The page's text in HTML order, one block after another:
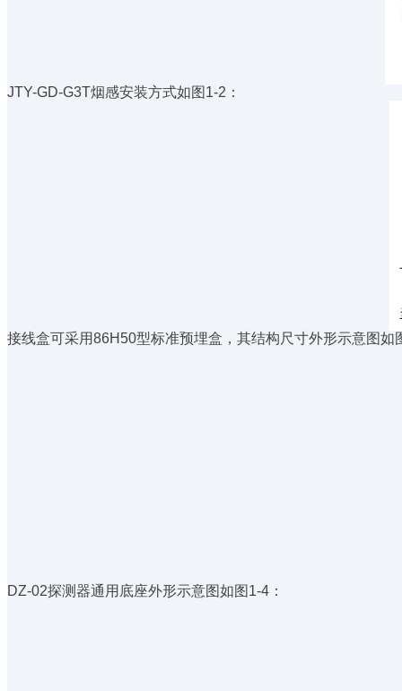
JTY-GD-G3T烟感安装方式如图1-2：
接线盒可采用86H50型标准预埋盒，其结构尺寸外形示意图如
DZ-02探测器通用底座外形示意图如图1-4：